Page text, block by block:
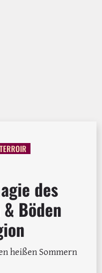
TERROIR
des
Böden
heißen Sommern